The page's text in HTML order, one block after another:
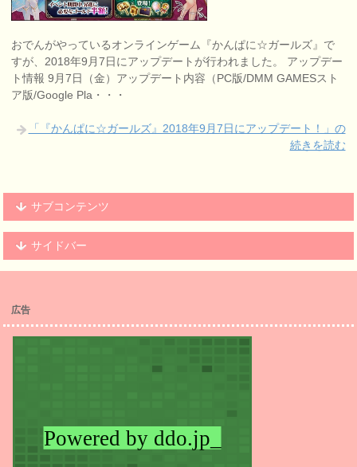
おでんがやっているオンラインゲーム『かんぱに☆ガールズ』で
すが、2018年9月7日にアップデートが行われました。 アップデー
ト情報 9月7日（金）アップデート内容（PC版/DMM GAMESスト
ア版/Google Pla・・・
「『かんぱに☆ガールズ』2018年9月7日にアップデート！」の
続きを読む
サブコンテンツ
サイドバー
広告